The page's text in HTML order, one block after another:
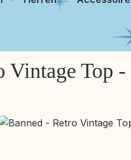
Vintage Top